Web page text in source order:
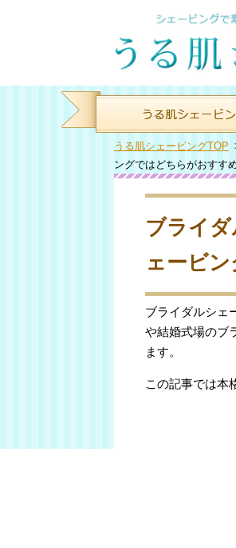
うる肌シェービングTOP
ングではどちらがおすす
ブライ
ェービ
ブライダルシェ
や結婚式場のブ
ます。
この記事では本